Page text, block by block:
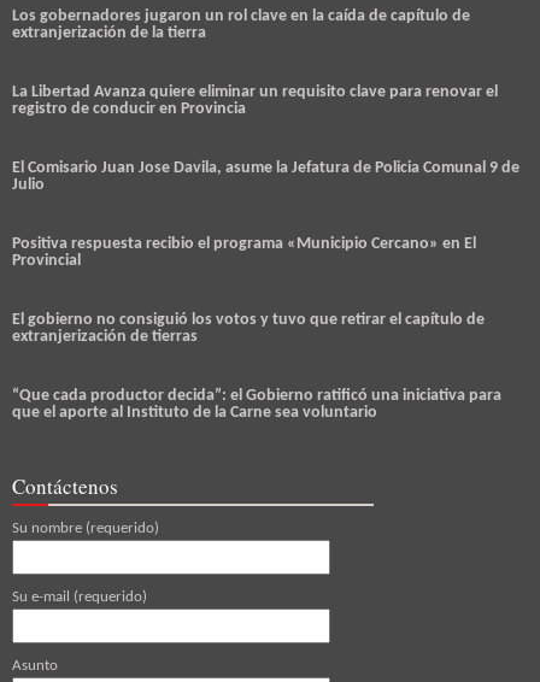
Los gobernadores jugaron un rol clave en la caída de capítulo de
extranjerización de la tierra
La Libertad Avanza quiere eliminar un requisito clave para renovar el
registro de conducir en Provincia
El Comisario Juan Jose Davila, asume la Jefatura de Policia Comunal 9 de
Julio
Positiva respuesta recibio el programa «Municipio Cercano» en El
Provincial
El gobierno no consiguió los votos y tuvo que retirar el capítulo de
extranjerización de tierras
“Que cada productor decida”: el Gobierno ratificó una iniciativa para
que el aporte al Instituto de la Carne sea voluntario
Contáctenos
Su nombre (requerido)
Su e-mail (requerido)
Asunto